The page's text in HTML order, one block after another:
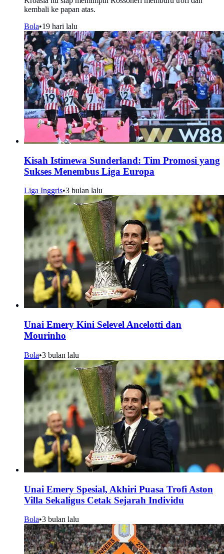
kembali ke papan atas.
Bola•19 hari lalu
Kisah Istimewa Sunderland: Tim Promosi yang
Sukses Menembus Liga Europa
Liga Inggris•3 bulan lalu
Unai Emery Kini Selevel Ancelotti dan
Mourinho
Bola•3 bulan lalu
Unai Emery Spesial, Akhiri Puasa Trofi Aston
Villa Sekaligus Cetak Sejarah Individu
Bola•3 bulan lalu